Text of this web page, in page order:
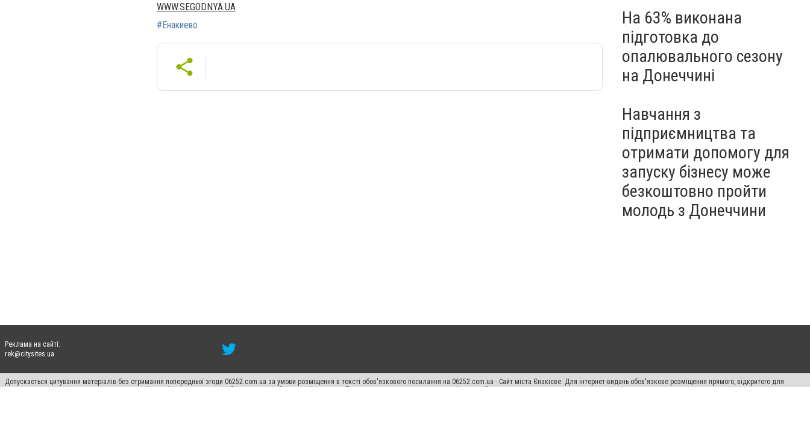
WWW.SEGODNYA.UA
#Енакиево
На 63% виконана
підготовка до
опалювального сезону
на Донеччині
Навчання з
підприємництва та
отримати допомогу для
запуску бізнесу може
безкоштовно пройти
молодь з Донеччини
Реклама на сайті:
rek@citysites.ua
Допускається цитування матеріалів без отримання попередньої згоди 06252.com.ua за умови розміщення в тексті обов'язкового посилання на 06252.com.ua - Сайт міста Єнакієве. Для інтернет-видань обов'язкове розміщення прямого, відкритого для
пошукових систем гіперпосилання на цитовані статті не нижче другого абзацу в тексті або в якості джерела. Порушення виняткових прав переслідується Законом.